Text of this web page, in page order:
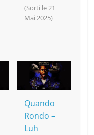
(Sorti le 21
Mai 2025)
Quando
Rondo –
Luh